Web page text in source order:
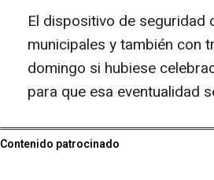
El dispositivo de
municipales y también con
domingo si hubiese
para que esa eventualidad
Contenido patrocinado